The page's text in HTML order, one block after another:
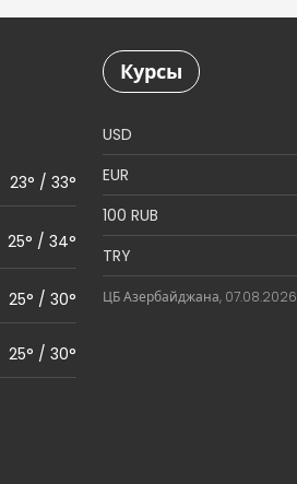
23° / 33°
25° / 34°
25° / 30°
25° / 30°
Курсы
USD
EUR
100 RUB
TRY
ЦБ Азербайджана, 07.08.2026